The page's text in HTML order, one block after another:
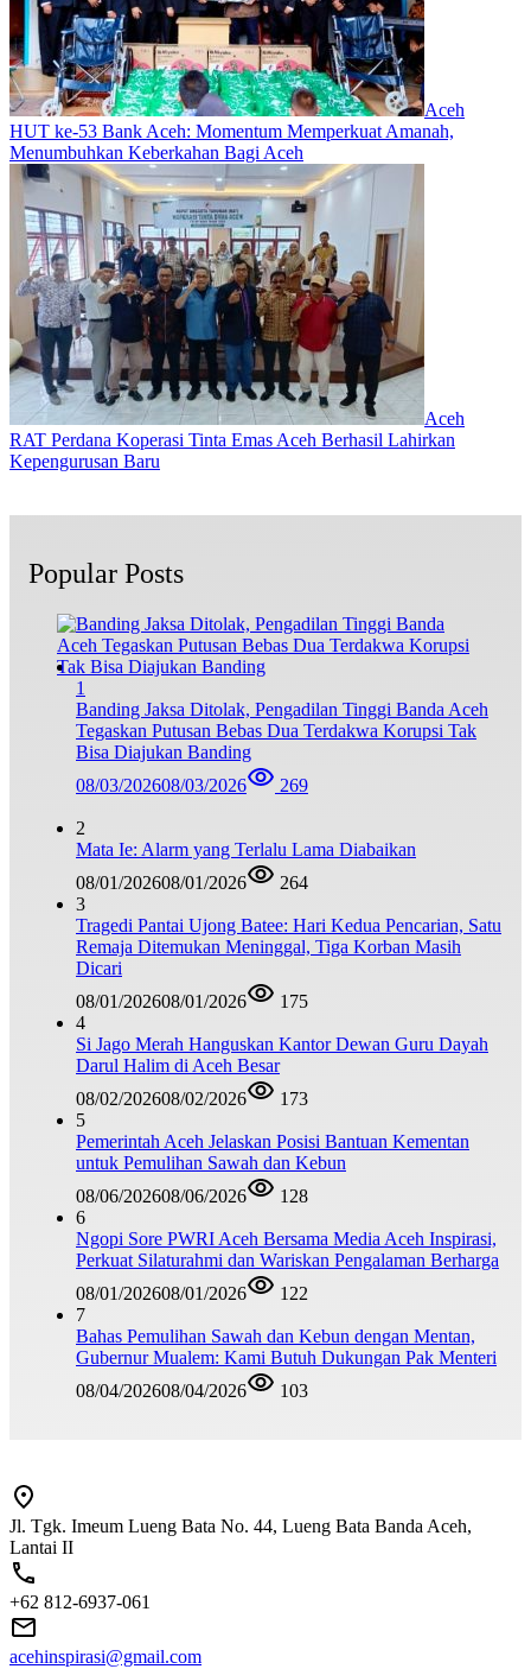
Aceh
HUT ke-53 Bank Aceh: Momentum Memperkuat Amanah,
Menumbuhkan Keberkahan Bagi Aceh
Aceh
RAT Perdana Koperasi Tinta Emas Aceh Berhasil Lahirkan
Kepengurusan Baru
Popular Posts
1
Banding Jaksa Ditolak, Pengadilan Tinggi Banda Aceh
Tegaskan Putusan Bebas Dua Terdakwa Korupsi Tak
Bisa Diajukan Banding
08/03/202608/03/2026 269
2
Mata Ie: Alarm yang Terlalu Lama Diabaikan
08/01/202608/01/2026
264
3
Tragedi Pantai Ujong Batee: Hari Kedua Pencarian, Satu
Remaja Ditemukan Meninggal, Tiga Korban Masih
Dicari
08/01/202608/01/2026
175
4
Si Jago Merah Hanguskan Kantor Dewan Guru Dayah
Darul Halim di Aceh Besar
08/02/202608/02/2026
173
5
Pemerintah Aceh Jelaskan Posisi Bantuan Kementan
untuk Pemulihan Sawah dan Kebun
08/06/202608/06/2026
128
6
Ngopi Sore PWRI Aceh Bersama Media Aceh Inspirasi,
Perkuat Silaturahmi dan Wariskan Pengalaman Berharga
08/01/202608/01/2026
122
7
Bahas Pemulihan Sawah dan Kebun dengan Mentan,
Gubernur Mualem: Kami Butuh Dukungan Pak Menteri
08/04/202608/04/2026 103
Jl. Tgk. Imeum Lueng Bata No. 44, Lueng Bata Banda Aceh,
Lantai II
+62 812-6937-061
acehinspirasi@gmail.com